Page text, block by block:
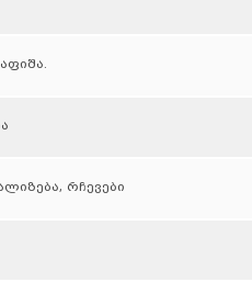
რჩევები